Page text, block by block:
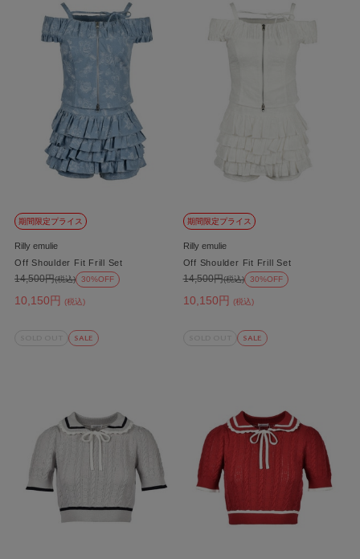
期間限定プライス
Rilly emulie
Off Shoulder Fit Frill Set
10,150円 (税込)
14,500円(税込) 30%OFF
期間限定プライス
Rilly emulie
Off Shoulder Fit Frill Set
10,150円 (税込)
14,500円(税込) 30%OFF
SALE SALE